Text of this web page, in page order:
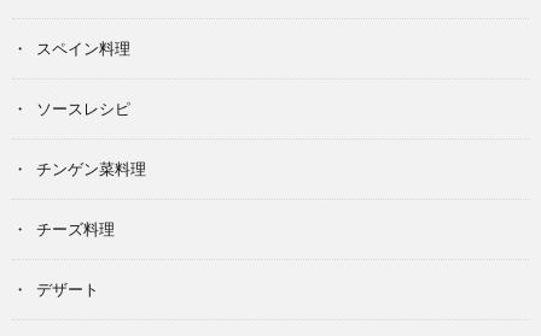
スペイン料理
ソースレシピ
チンゲン菜料理
チーズ料理
デザート